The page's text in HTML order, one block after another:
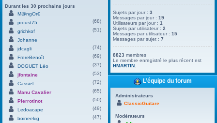
Durant les 30 prochains jours
M@ngOr€
proust75
(68)
grichkof
(51)
Johanne
jdcagli
(74)
FrereBenoît
(69)
DOGUET Léo
(37)
jfontaine
(53)
Cassiel
(72)
Manu Cavalier
(65)
Pierrotinot
(50)
Ledoacape
(49)
boineekig
(47)
Sujets par jour :3
Messages par jour :19
Utilisateurs par jour :1
Sujets par utilisateur :2
Messages par utilisateur :15
Messages par sujet :7
8823 membres
Le membre enregistré le plus récent est
HMARTIN.
L’équipe du forum
Administrateurs
ClassicGuitare
Modérateurs